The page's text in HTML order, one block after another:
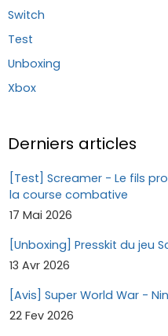
Switch
Test
Unboxing
Xbox
Derniers articles
[Test] Screamer - Le fils
la course combative
17 Mai 2026
[Unboxing] Presskit du jeu
13 Avr 2026
[Avis] Super World War -
22 Fev 2026